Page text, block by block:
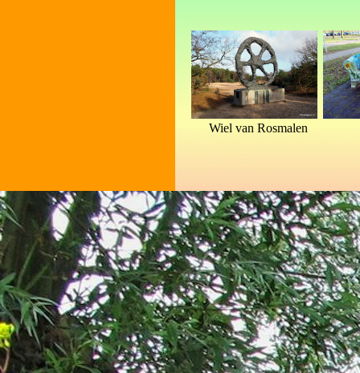
Wiel van Rosmalen